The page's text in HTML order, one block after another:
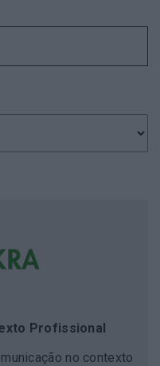
Profissional
no contexto